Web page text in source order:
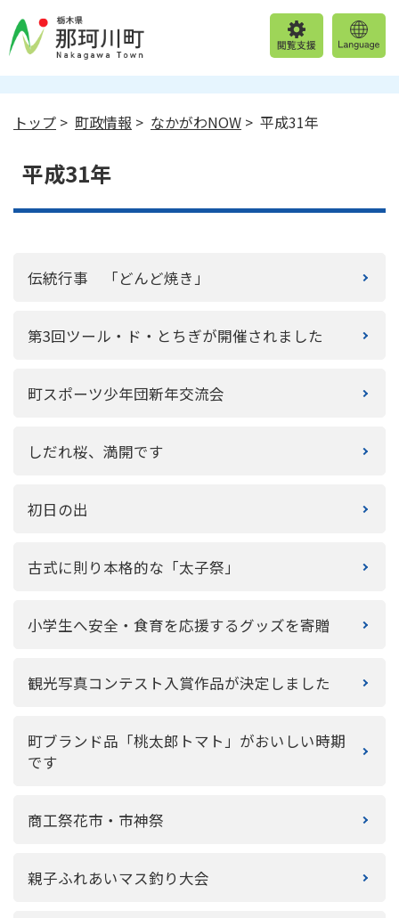
トップ > 町政情報 > なかがわNOW > 平成31年
平成31年
伝統行事 「どんど焼き」
第3回ツール・ド・とちぎが開催されました
町スポーツ少年団新年交流会
しだれ桜、満開です
初日の出
古式に則り本格的な「太子祭」
小学生へ安全・食育を応援するグッズを寄贈
観光写真コンテスト入賞作品が決定しました
町ブランド品「桃太郎トマト」がおいしい時期
です
商工祭花市・市神祭
親子ふれあいマス釣り大会